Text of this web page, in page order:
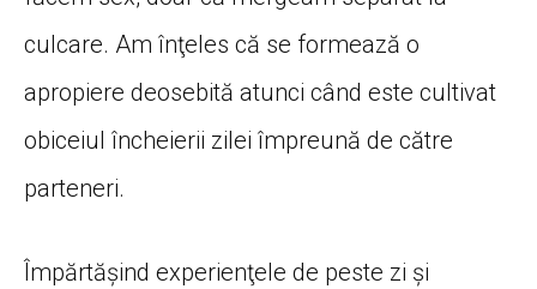
culcare. Am înţeles că se formează o
apropiere deosebită atunci când este cultivat
obiceiul încheierii zilei împreună de către
parteneri.
Împărtăşind experienţele de peste zi şi